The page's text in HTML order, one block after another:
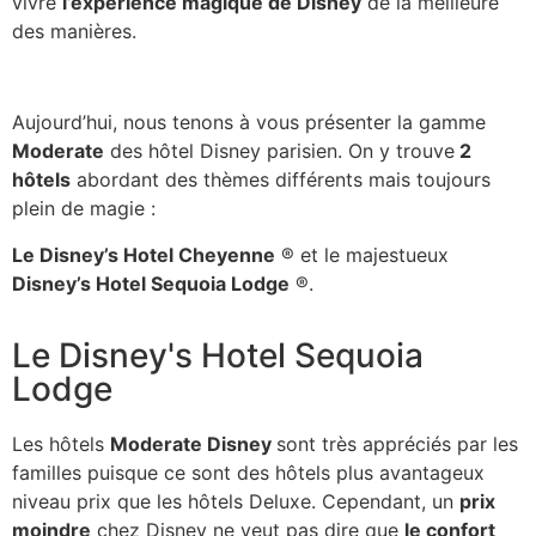
des manières.
Aujourd’hui, nous tenons à vous présenter la gamme
Moderate des hôtel Disney parisien. On y trouve 2
hôtels abordant des thèmes différents mais toujours
plein de magie :
Le Disney’s Hotel Cheyenne ® et le majestueux
Disney’s Hotel Sequoia Lodge ®.
Le Disney's Hotel Sequoia
Lodge
Les hôtels Moderate Disney sont très appréciés par les
familles puisque ce sont des hôtels plus avantageux
niveau prix que les hôtels Deluxe. Cependant, un prix
moindre chez Disney ne veut pas dire que le confort